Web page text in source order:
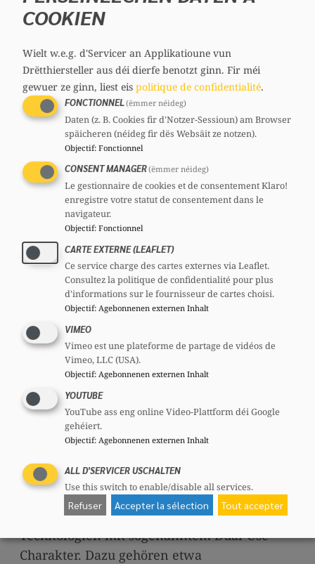
Politikfelder gegeneinander auszuspielen.
Staat gewährleistet werden kann, verteilt
sich die Verantwortung für den
Wohnungsbau auf mehrere Schultern. Wer
behauptet, jeder Euro für die Verteidigung
fehle automatisch beim Wohnungsbau,
blendet diese Realität aus.
Verantwortungsvolle Politik
zeichnet sich dadurch aus,
mehrere Herausforderungen
gleichzeitig anzugehen.
Alex Donnersbach
Verteidigung als Chance für den
Wirtschaftsstandort Luxemburg
Hinzu kommt ein weiterer Aspekt, der in der
öffentlichen Debatte häufig übersehen wird:
Investitionen in die Verteidigung
verschwinden nicht mehr einfach im
Ausland. Moderne Sicherheits- und
mehr nur aus Panzern oder Munition. Ein
erheblicher Teil der vorgesehenen
Investitionen fließt in Infrastrukturen und
Technologien mit sogenanntem Dual-Use-
Charakter. Dazu gehören etwa
COOKIEN
Wielt w.e.g. d'Servicer an Applikatioune vun
Drëtthiersteller aus déi dierfe benotzt ginn. Fir méi
gewuer ze ginn, liest eis politique de confidentialité.
FONCTIONNEL(ëmmer néideg)
Daten (z. B. Cookies fir d'Notzer-Sessioun) am Browser
späicheren (néideg fir dës Websäit ze notzen).
Objectif: Fonctionnel
CONSENT MANAGER(ëmmer néideg)
Le gestionnaire de cookies et de consentement Klaro!
enregistre votre statut de consentement dans le
navigateur.
Objectif: Fonctionnel
CARTE EXTERNE (LEAFLET)
Ce service charge des cartes externes via Leaflet.
Consultez la politique de confidentialité pour plus
d'informations sur le fournisseur de cartes choisi.
Objectif: Agebonnenen externen Inhalt
VIMEO
Vimeo est une plateforme de partage de vidéos de
Vimeo, LLC (USA).
Objectif: Agebonnenen externen Inhalt
YOUTUBE
YouTube ass eng online Video-Plattform déi Google
gehéiert.
Objectif: Agebonnenen externen Inhalt
ALL D'SERVICER USCHALTEN
Use this switch to enable/disable all services.
Refuser Accepter la sélection Tout accepter